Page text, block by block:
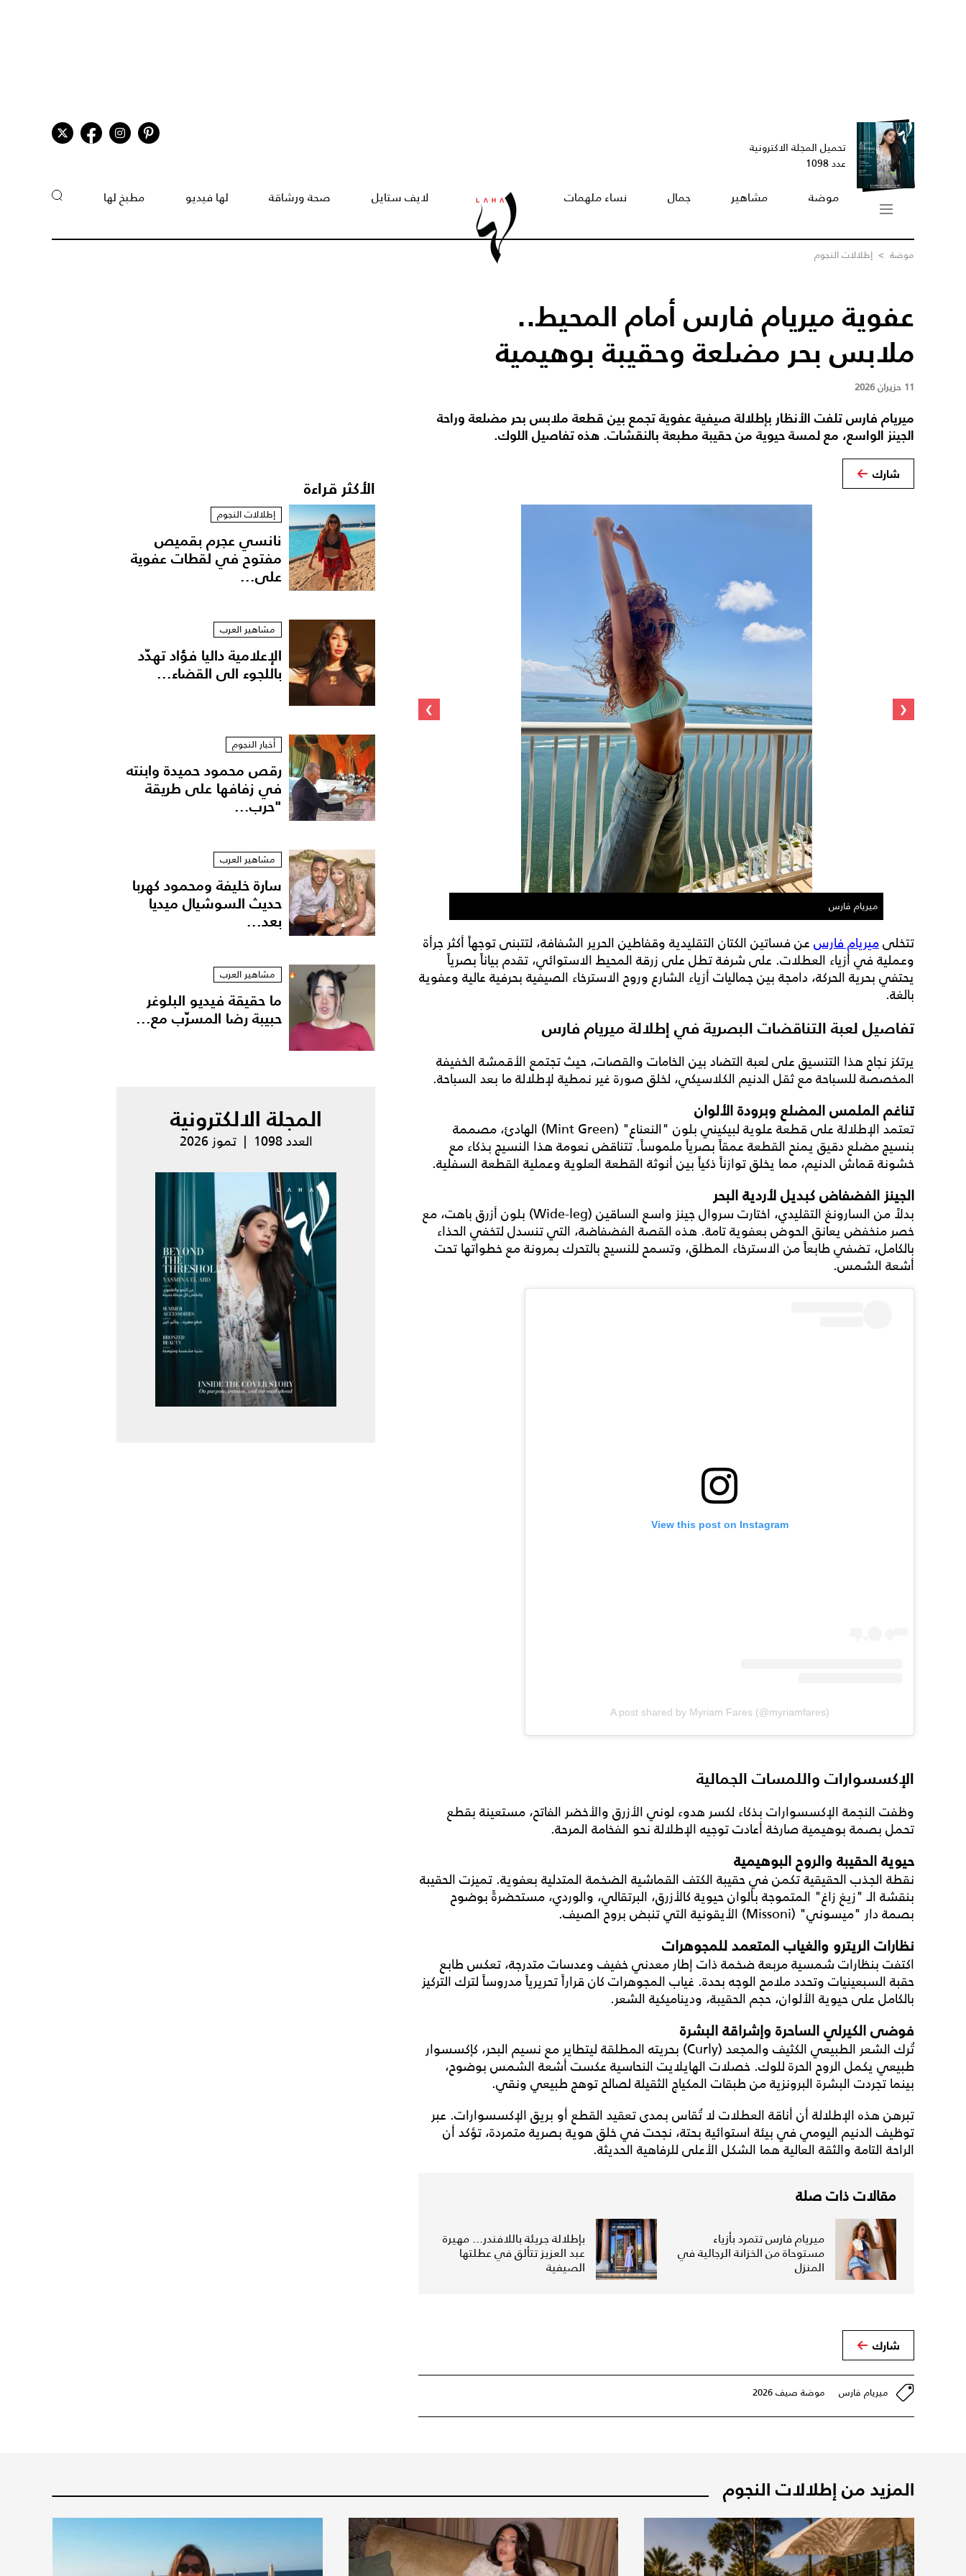
تحميل المجلة الاكترونية
عدد 1098
موضة مشاهير جمال نساء ملهمات لايف ستايل صحة ورشاقة لها فيديو مطبخ لها
موضة > إطلالات النجوم
عفوية ميريام فارس أمام المحيط..
ملابس بحر مضلعة وحقيبة بوهيمية
11 حزيران 2026
ميريام فارس تلفت الأنظار بإطلالة صيفية عفوية تجمع بين قطعة ملابس بحر مضلعة وراحة
الجينز الواسع، مع لمسة حيوية من حقيبة مطبعة بالنقشات. هذه تفاصيل اللوك.
شارك
ميريام فارس ميريام فارس تحمل حقيبة حقيبة بوهيمية
‹
›
تتخلىميريام فارس عن فساتين الكتان التقليدية وقفاطين الحرير الشفافة، لتتبنى توجهاً أكثر جرأة
وعملية في أزياء العطلات. على شرفة تطل على زرقة المحيط الاستوائي، تقدم بياناً بصرياً
يحتفي بحرية الحركة، دامجة بين جماليات أزياء الشارع وروح الاسترخاء الصيفية بحرفية عالية وعفوية
بالغة.
تفاصيل لعبة التناقضات البصرية في إطلالة ميريام فارس
يرتكز نجاح هذا التنسيق على لعبة التضاد بين الخامات والقصات، حيث تجتمع الأقمشة الخفيفة
المخصصة للسباحة مع ثقل الدنيم الكلاسيكي، لخلق صورة غير نمطية لإطلالة ما بعد السباحة.
تناغم الملمس المضلع وبرودة الألوان
تعتمد الإطلالة على قطعة علوية لبيكيني بلون "النعناع" (Mint Green) الهادئ، مصممة
بنسيج مضلع دقيق يمنح القطعة عمقاً بصرياً ملموساً. تتناقض نعومة هذا النسيج بذكاء مع
خشونة قماش الدنيم، مما يخلق توازناً ذكياً بين أنوثة القطعة العلوية وعملية القطعة السفلية.
الجينز الفضفاض كبديل لأردية البحر
بدلاً من السارونغ التقليدي، اختارت سروال جينز واسع الساقين (Wide-leg) بلون أزرق باهت، مع
خصر منخفض يعانق الحوض بعفوية تامة. هذه القصة الفضفاضة، التي تنسدل لتخفي الحذاء
بالكامل، تضفي طابعاً من الاسترخاء المطلق، وتسمح للنسيج بالتحرك بمرونة مع خطواتها تحت
أشعة الشمس.
View this post on Instagram
A post shared by Myriam Fares (@myriamfares)
الإكسسوارات واللمسات الجمالية
وظفت النجمة الإكسسوارات بذكاء لكسر هدوء لوني الأزرق والأخضر الفاتح، مستعينة بقطع
تحمل بصمة بوهيمية صارخة أعادت توجيه الإطلالة نحو الفخامة المرحة.
حيوية الحقيبة والروح البوهيمية
نقطة الجذب الحقيقية تكمن في حقيبة الكتف القماشية الضخمة المتدلية بعفوية. تميزت الحقيبة
بنقشة الـ "زيغ زاغ" المتموجة بألوان حيوية كالأزرق، البرتقالي، والوردي، مستحضرةً بوضوح
بصمة دار "ميسوني" (Missoni) الأيقونية التي تنبض بروح الصيف.
نظارات الريترو والغياب المتعمد للمجوهرات
اكتفت بنظارات شمسية مربعة ضخمة ذات إطار معدني خفيف وعدسات متدرجة، تعكس طابع
حقبة السبعينيات وتحدد ملامح الوجه بحدة. غياب المجوهرات كان قراراً تحريرياً مدروساً لترك التركيز
بالكامل على حيوية الألوان، حجم الحقيبة، وديناميكية الشعر.
فوضى الكيرلي الساحرة وإشراقة البشرة
تُرك الشعر الطبيعي الكثيف والمجعد (Curly) بحريته المطلقة ليتطاير مع نسيم البحر، كإكسسوار
طبيعي يكمل الروح الحرة للوك. خصلات الهايلايت النحاسية عكست أشعة الشمس بوضوح،
بينما تجردت البشرة البرونزية من طبقات المكياج الثقيلة لصالح توهج طبيعي ونقي.
تبرهن هذه الإطلالة أن أناقة العطلات لا تُقاس بمدى تعقيد القطع أو بريق الإكسسوارات. عبر
توظيف الدنيم اليومي في بيئة استوائية بحتة، نجحت في خلق هوية بصرية متمردة، تؤكد أن
الراحة التامة والثقة العالية هما الشكل الأعلى للرفاهية الحديثة.
مقالات ذات صلة
ميريام فارس تتمرد بأزياء
مستوحاة من الخزانة الرجالية في
المنزل
بإطلالة جريئة باللافندر... مهيرة
عبد العزيز تتألق في عطلتها
الصيفية
شارك
ميريام فارس موضة صيف 2026
الأكثر قراءة
إطلالات النجوم
نانسي عجرم بقميص
مفتوح في لقطات عفوية
على...
مشاهير العرب
الإعلامية داليا فؤاد تهدّد
باللجوء الى القضاء...
أخبار النجوم
رقص محمود حميدة وابنته
في زفافها على طريقة
"حرب...
مشاهير العرب
سارة خليفة ومحمود كهربا
حديث السوشيال ميديا
بعد...
مشاهير العرب
ما حقيقة فيديو البلوغر
حبيبة رضا المسرّب مع...
المجلة الالكترونية
العدد 1098 | تموز 2026
المزيد من إطلالات النجوم